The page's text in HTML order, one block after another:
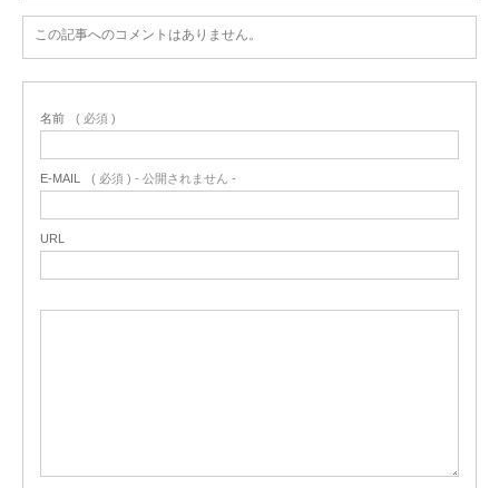
この記事へのコメントはありません。
名前 ( 必須 )
E-MAIL ( 必須 ) - 公開されません -
URL